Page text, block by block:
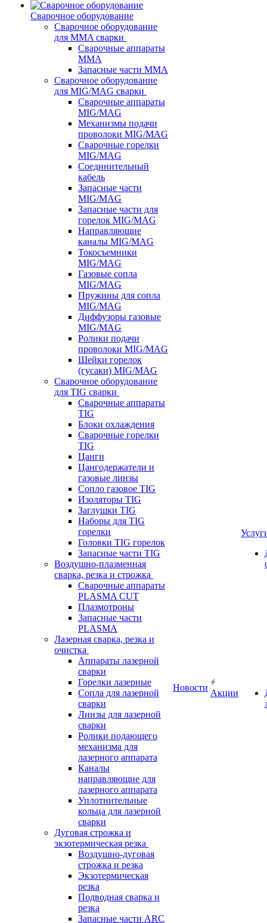
Сварочное оборудование
Сварочное оборудование
для MMA сварки
Сварочные аппараты
MMA
Запасные части MMA
Сварочное оборудование
для MIG/MAG сварки
Сварочные аппараты
MIG/MAG
Механизмы подачи
проволоки MIG/MAG
Сварочные горелки
MIG/MAG
Соединительный
кабель
Запасные части
MIG/MAG
Запасные части для
горелок MIG/MAG
Направляющие
каналы MIG/MAG
Токосъемники
MIG/MAG
Газовые сопла
MIG/MAG
Пружины для сопла
MIG/MAG
Диффузоры газовые
MIG/MAG
Ролики подачи
проволоки MIG/MAG
Шейки горелок
(гусаки) MIG/MAG
Сварочное оборудование
для TIG сварки
Сварочные аппараты
TIG
Блоки охлаждения
Сварочные горелки
TIG
Цанги
Цангодержатели и
газовые линзы
Сопло газовое TIG
Изоляторы TIG
Заглушки TIG
Наборы для TIG
горелки
Головки TIG горелок
Запасные части TIG
Воздушно-плазменная
сварка, резка и строжка
Сварочные аппараты
PLASMA CUT
Плазмотроны
Запасные части
PLASMA
Лазерная сварка, резка и
очистка
Аппараты лазерной
сварки
Горелки лазерные
Сопла для лазерной
сварки
Линзы для лазерной
сварки
Ролики подающего
механизма для
лазерного аппарата
Каналы
направляющие для
лазерного аппарата
Уплотнительные
кольца для лазерной
сварки
Дуговая строжка и
экзотермическая резка
Воздушно-дуговая
строжка и резка
Экзотермическая
резка
Подводная сварка и
резка
Запасные части ARC
Новости
Акции